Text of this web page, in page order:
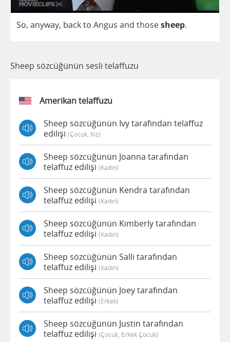
So, anyway, backto Angus and thosesheep.
Sheep sözcüğünün sesli telaffuzu
Amerikan telaffuzu
Sheep sözcüğünün Ivy tarafından telaffuz
edilişi (çocuk, Kız)
Sheep sözcüğünün Joanna tarafından
telaffuz edilişi (kadın)
Sheep sözcüğünün Kendra tarafından
telaffuz edilişi (kadın)
Sheep sözcüğünün Kimberly tarafından
telaffuz edilişi (kadın)
Sheep sözcüğünün Salli tarafından
telaffuz edilişi (kadın)
Sheep sözcüğünün Joey tarafından
telaffuz edilişi (erkek)
Sheep sözcüğünün Justin tarafından
telaffuz edilişi (çocuk, Erkek Çocuk)